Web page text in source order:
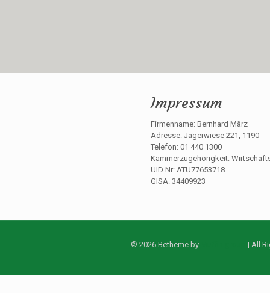
Impressum
Firmenname: Bernhard März
Adresse: Jägerwiese 221, 1190
Telefon: 01 440 1300
Kammerzugehörigkeit:
UID Nr: ATU77653718
GISA: 34409923
© 2026 Betheme by | All